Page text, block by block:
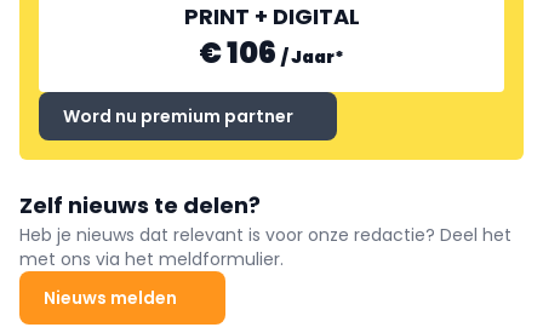
PRINT + DIGITAL
€ 106 /Jaar*
Word nu premium partner
Zelf nieuws te delen?
Heb je nieuws dat relevant is voor onze redactie? Deel het
met ons via het meldformulier.
Nieuws melden